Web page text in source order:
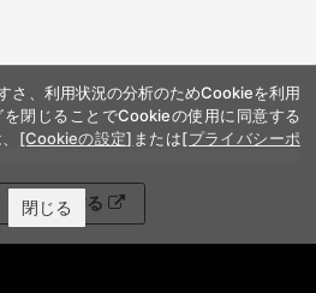
を閲覧する
さ、利用状況の分析のためCookieを利用
閉じることでCookieの使用に同意する
[Cookieの設定] または[プライバシーポ
閉じる